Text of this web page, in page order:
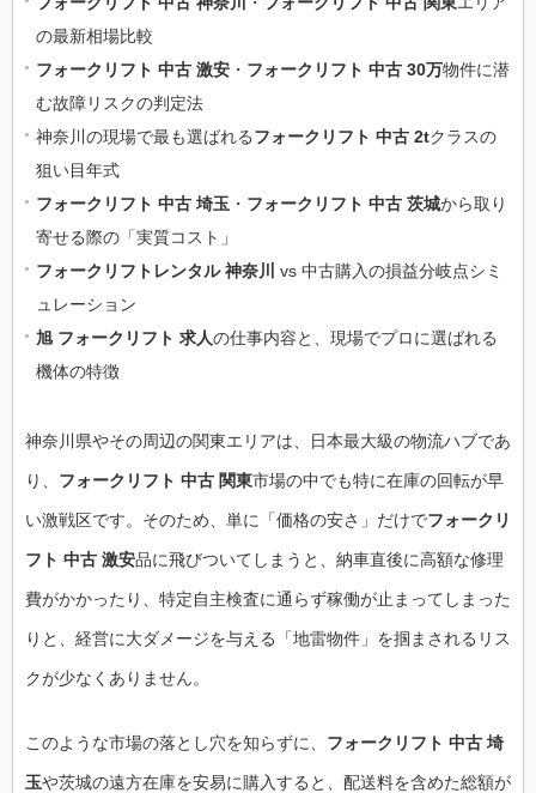
の最新相場比較
フォークリフト 中古 激安 ・ フォークリフト 中古 30万物件に潜
む故障リスクの判定法
神奈川の現場で最も選ばれるフォークリフト 中古 2tクラスの
狙い目年式
フォークリフト 中古 埼玉 ・ フォークリフト 中古 茨城から取り
寄せる際の「実質コスト」
フォークリフトレンタル 神奈川
vs 中古購入の損益分岐点シミ
ュレーション
旭 フォークリフト 求人の仕事内容と、現場でプロに選ばれる
機体の特徴
神奈川県やその周辺の関東エリアは、日本最大級の物流ハブであ
り、 フォークリフト 中古 関東市場の中でも特に在庫の回転が早
い激戦区です。そのため、単に「価格の安さ」だけでフォークリ
フト 中古 激安品に飛びついてしまうと、納車直後に高額な修理
費がかかったり、特定自主検査に通らず稼働が止まってしまった
りと、経営に大ダメージを与える「地雷物件」を掴まされるリス
クが少なくありません。
このような市場の落とし穴を知らずに、 フォークリフト 中古 埼
玉や茨城の遠方在庫を安易に購入すると、配送料を含めた総額が